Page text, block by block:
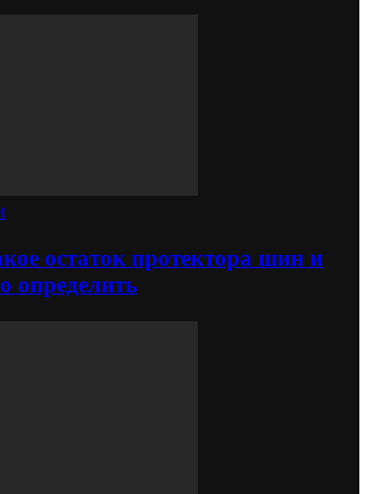
остаток протектора шин и
определить